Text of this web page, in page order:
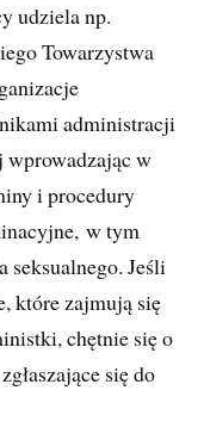
udziela np.
Towarzystwa
administracji
wprowadzając w
i procedury
w tym
seksualnego. Jeśli
które zajmują się
chętnie się o
się do